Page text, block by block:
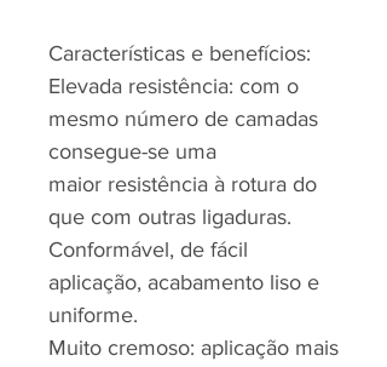
Características e benefícios:
Elevada resistência: com o
mesmo número de camadas
consegue-se uma
maior resistência à rotura do
que com outras ligaduras.
Conformável, de fácil
aplicação, acabamento liso e
uniforme.
Muito cremoso: aplicação mais